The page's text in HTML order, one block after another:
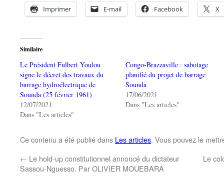
Imprimer E-mail Facebook X
Similaire
Le Président Fulbert Youlou
signe le décret des travaux du
barrage hydroélectrique de
Sounda (25 février 1961)
12/07/2021
Dans "Les articles"
Congo-Brazzaville : sabotage
planifié du projet de barrage
Sounda
17/06/2021
Dans "Les articles"
Ce contenu a été publié dans Les articles. Vous pouvez le
← Le hold-up constitutionnel annoncé du dictateur
Sassou-Nguesso. Par OLIVIER MOUEBARA
Le